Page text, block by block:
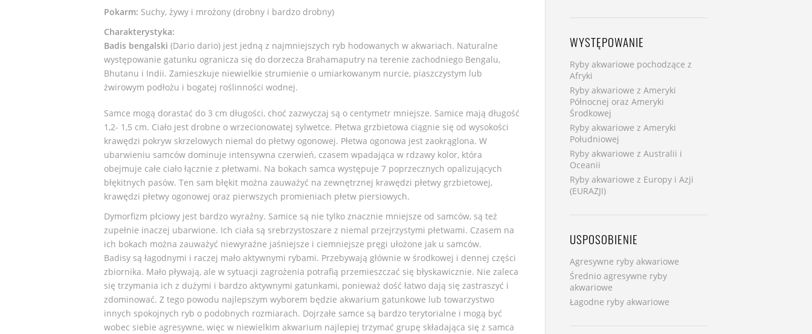
Pokarm: Suchy, żywy i mrożony (drobny i bardzo drobny)
Charakterystyka:
Badis bengalski (Dario dario) jest jedną z najmniejszych ryb hodowanych w akwariach. Naturalne
występowanie gatunku ogranicza się do dorzecza Brahamaputry na terenie zachodniego Bengalu,
Bhutanu i Indii. Zamieszkuje niewielkie strumienie o umiarkowanym nurcie, piaszczystym lub
żwirowym podłożu i bogatej roślinności wodnej.
Samce mogą dorastać do 3 cm długości, choć zazwyczaj są o centymetr mniejsze. Samice mają długość
1,2- 1,5 cm. Ciało jest drobne o wrzecionowatej sylwetce. Płetwa grzbietowa ciągnie się od wysokości
krawędzi pokryw skrzelowych niemal do płetwy ogonowej. Płetwa ogonowa jest zaokrąglona. W
ubarwieniu samców dominuje intensywna czerwień, czasem wpadająca w rdzawy kolor, która
obejmuje całe ciało łącznie z płetwami. Na bokach samca występuje 7 poprzecznych opalizujących
błękitnych pasów. Ten sam błękit można zauważyć na zewnętrznej krawędzi płetwy grzbietowej,
krawędzi płetwy ogonowej oraz pierwszych promieniach płetw piersiowych.
Dymorfizm płciowy jest bardzo wyraźny. Samice są nie tylko znacznie mniejsze od samców, są też
zupełnie inaczej ubarwione. Ich ciała są srebrzystoszare z niemal przejrzystymi płetwami. Czasem na
ich bokach można zauważyć niewyraźne jaśniejsze i ciemniejsze pręgi ułożone jak u samców.
Badisy są łagodnymi i raczej mało aktywnymi rybami. Przebywają głównie w środkowej i dennej części
zbiornika. Mało pływają, ale w sytuacji zagrożenia potrafią przemieszczać się błyskawicznie. Nie zaleca
się trzymania ich z dużymi i bardzo aktywnymi gatunkami, ponieważ dość łatwo dają się zastraszyć i
zdominować. Z tego powodu najlepszym wyborem będzie akwarium gatunkowe lub towarzystwo
innych spokojnych ryb o podobnych rozmiarach. Dojrzałe samce są bardzo terytorialne i mogą być
wobec siebie agresywne, więc w niewielkim akwarium najlepiej trzymać grupę składająca się z samca
WYSTĘPOWANIE
Ryby akwariowe pochodzące z
Afryki
Ryby akwariowe z Ameryki
Północnej oraz Ameryki
Środkowej
Ryby akwariowe z Ameryki
Południowej
Ryby akwariowe z Australii i
Oceanii
Ryby akwariowe z Europy i Azji
(EURAZJI)
USPOSOBIENIE
Agresywne ryby akwariowe
Średnio agresywne ryby
akwariowe
Łagodne ryby akwariowe